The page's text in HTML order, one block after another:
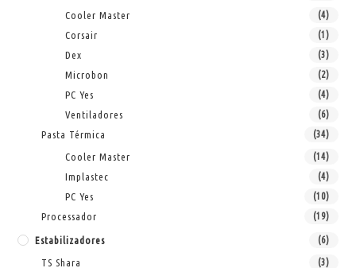
Cooler Master (4)
Corsair (1)
Dex (3)
Microbon (2)
PC Yes (4)
Ventiladores (6)
Pasta Térmica (34)
Cooler Master (14)
Implastec (4)
PC Yes (10)
Processador (19)
Estabilizadores (6)
TS Shara (3)